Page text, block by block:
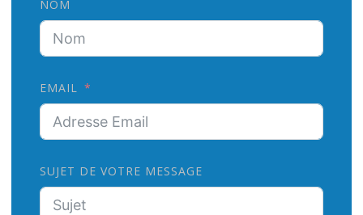
NOM
EMAIL
SUJET DE VOTRE MESSAGE